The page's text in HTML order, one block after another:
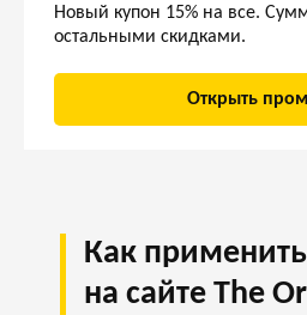
Новый купон 15% на все.
остальными скидками.
Открыть
Как
на сайте The